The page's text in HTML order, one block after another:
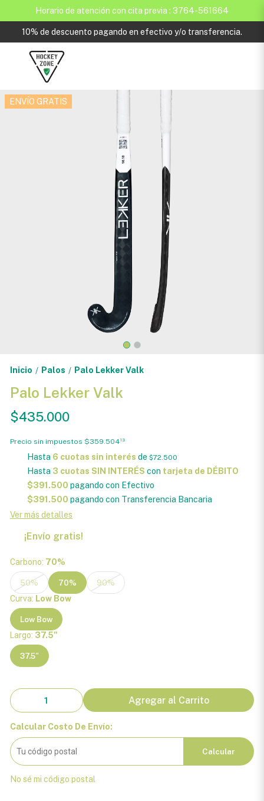
Horario de atención con cita previa : 3764-561664
10% de descuento pagando en efectivo y/o transferencia.
ENVÍO GRATIS
Inicio / Palos / Palo Lekker Valk
Palo Lekker Valk
$435.000
Precio sin impuestos $359.50413
Hasta 6 cuotas sin interés de $72.500
Hasta 3 cuotas SIN INTERÉS con tarjeta de DÉBITO
$391.500 pagando con Efectivo
$391.500 pagando con Transferencia Bancaria
Ver más detalles
¡Envío gratis!
Carbono: 70%
50% 70%
90%
Curva: Low Bow
Low Bow
Largo: 37.5"
37.5"
Agregar al Carrito
Calcular Costo De Envío:
Calcular
No sé mi código postal